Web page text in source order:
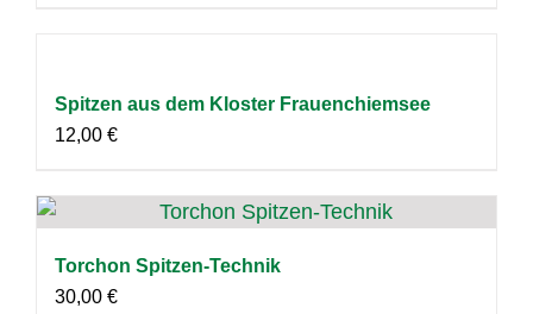
Spitzen aus dem Kloster Frauenchiemsee
12,00 €
Torchon Spitzen-Technik
30,00 €